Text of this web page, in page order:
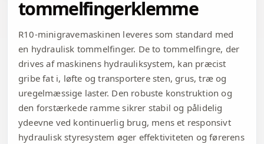
tommelfingerklemme
R10-minigravemaskinen leveres som standard med
en hydraulisk tommelfinger. De to tommelfingre, der
drives af maskinens hydrauliksystem, kan præcist
gribe fat i, løfte og transportere sten, grus, træ og
uregelmæssige laster. Den robuste konstruktion og
den forstærkede ramme sikrer stabil og pålidelig
ydeevne ved kontinuerlig brug, mens et responsivt
hydraulisk styresystem øger effektiviteten og førerens